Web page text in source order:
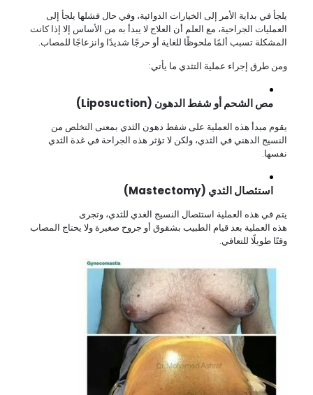
يلجأ في بداية الأمر إلى الخيارات الدوائية، وفي حال فشلها يلجأ إلى
العمليات الجراحية، مع العلم أن العلاج لا يبدأ به من الأساس إلا إذا كانت
المشكلة تسبب ألمًا ملحوظًا للغاية أو حرجًا شديدًا وانزعاجًا للمصاب.
ومن طرق إجراء عملية التثدي ما يأتي:
مص الشحم أو شفط الدهون (Liposuction)
يقوم مبدأ هذه العملية على شفط دهون الثدي بمعنى التخلص من
النسيج الدهني في الثدي، ولكن لا تؤثر هذه الجراحة في غدة الثدي
نفسها.
استئصال الثدي (Mastectomy)
يتم في هذه العملية استئصال النسيج الغدي للثدي، وتجرى
هذه العملية بعد قيام الطبيب بشقوق أو جروح صغيرة ولا يحتاج المصاب
وقتًا طويلًا للتعافي.